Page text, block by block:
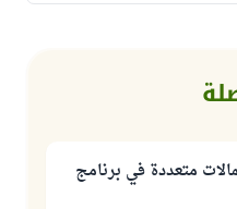
متعددة في برنامج